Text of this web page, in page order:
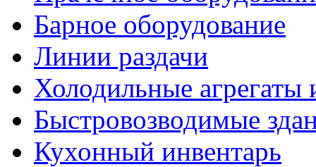
Барное оборудование
Линии раздачи
Холодильные агрегаты
Быстровозводимые
Кухонный инвентарь